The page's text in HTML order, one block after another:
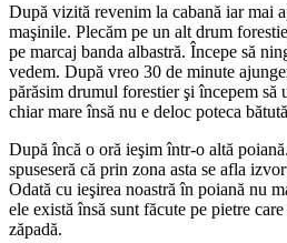
După vizită revenim la cabană iar mai
maşinile. Plecăm pe un alt drum
pe marcaj banda albastră. Începe să
vedem. După vreo 30 de minute
părăsim drumul forestier şi începem să
chiar mare însă nu e deloc poteca
După încă o oră ieşim într-o altă
spuseseră că prin zona asta se afla
Odată cu ieşirea noastră în poiană nu
ele există însă sunt făcute pe pietre
zăpadă.